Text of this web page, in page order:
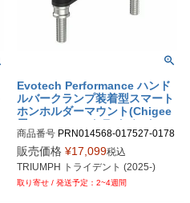
Evotech Performance ハンド
ルバークランプ装着型スマート
ホンホルダーマウント(Chigee
用) TRIUMPH トライデント (20
25-)
商品番号 PRN014568-017527-0178
60-02
販売価格 ¥17,099税込
TRIUMPH トライデント (2025-)
2~4週間